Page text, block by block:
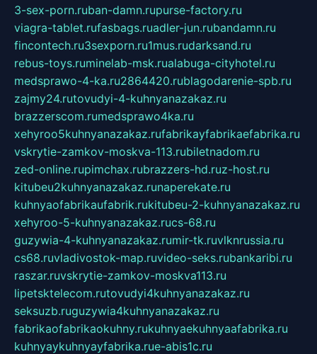
3-sex-porn.ruban-damn.rupurse-factory.ru
viagra-tablet.rufasbags.ruadler-jun.rubandamn.ru
fincontech.ru3sexporn.ru1mus.rudarksand.ru
rebus-toys.ruminelab-msk.rualabuga-cityhotel.ru
medsprawo-4-ka.ru2864420.rublagodarenie-spb.ru
zajmy24.rutovudyi-4-kuhnyanazakaz.ru
brazzerscom.rumedsprawo4ka.ru
xehyroo5kuhnyanazakaz.rufabrikayfabrikaefabrika.ru
vskrytie-zamkov-moskva-113.rubiletnadom.ru
zed-online.rupimchax.rubrazzers-hd.ruz-host.ru
kitubeu2kuhnyanazakaz.runaperekate.ru
kuhnyaofabrikaufabrik.rukitubeu-2-kuhnyanazakaz.ru
xehyroo-5-kuhnyanazakaz.rucs-68.ru
guzywia-4-kuhnyanazakaz.rumir-tk.ruvlknrussia.ru
cs68.ruvladivostok-map.ruvideo-seks.rubankaribi.ru
raszar.ruvskrytie-zamkov-moskva113.ru
lipetsktelecom.rutovudyi4kuhnyanazakaz.ru
seksuzb.ruguzywia4kuhnyanazakaz.ru
fabrikaofabrikaokuhny.rukuhnyaekuhnyaafabrika.ru
kuhnyaykuhnyayfabrika.rue-abis1c.ru